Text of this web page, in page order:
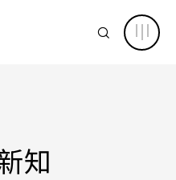
知
SEARCH